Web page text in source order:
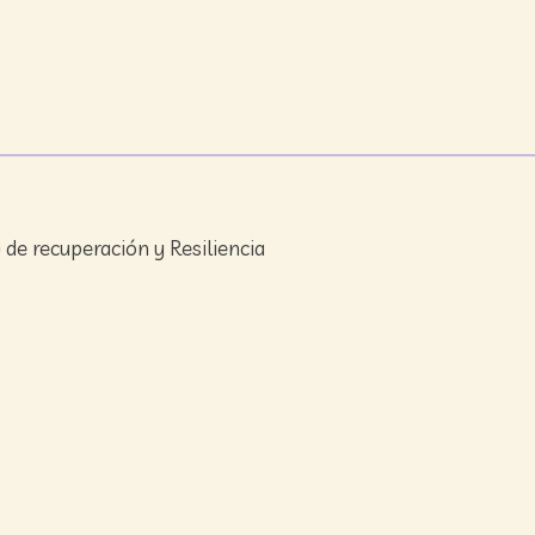
recuperación y Resiliencia